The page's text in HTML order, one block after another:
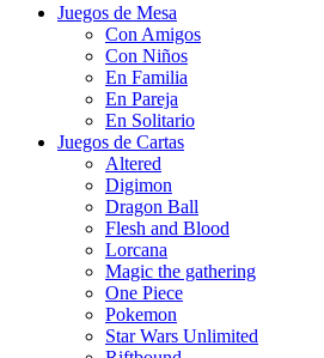
Juegos de Mesa
Con Amigos
Con Niños
En Familia
En Pareja
En Solitario
Juegos de Cartas
Altered
Digimon
Dragon Ball
Flesh and Blood
Lorcana
Magic the gathering
One Piece
Pokemon
Star Wars Unlimited